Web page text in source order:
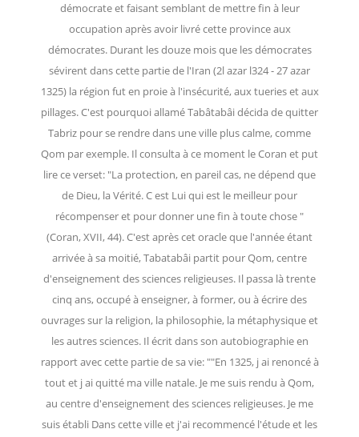
démocrate et faisant semblant de mettre fin à leur
occupation après avoir livré cette province aux
démocrates. Durant les douze mois que les démocrates
sévirent dans cette partie de l'Iran (2l azar l324 - 27 azar
1325) la région fut en proie à l'insécurité, aux tueries et aux
pillages. C'est pourquoi allamé Tabâtabâi décida de quitter
Tabriz pour se rendre dans une ville plus calme, comme
Qom par exemple. Il consulta à ce moment le Coran et put
lire ce verset: "La protection, en pareil cas, ne dépend que
de Dieu, la Vérité. C est Lui qui est le meilleur pour
récompenser et pour donner une fin à toute chose "
(Coran, XVII, 44). C'est après cet oracle que l'année étant
arrivée à sa moitié, Tabatabâi partit pour Qom, centre
d'enseignement des sciences religieuses. Il passa là trente
cinq ans, occupé à enseigner, à former, ou à écrire des
ouvrages sur la religion, la philosophie, la métaphysique et
les autres sciences. Il écrit dans son autobiographie en
rapport avec cette partie de sa vie: ""En 1325, j ai renoncé à
tout et j ai quitté ma ville natale. Je me suis rendu à Qom,
au centre d'enseignement des sciences religieuses. Je me
suis établi Dans cette ville et j'ai recommencé l'étude et les